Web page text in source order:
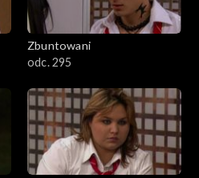
Zbuntowani
odc. 295